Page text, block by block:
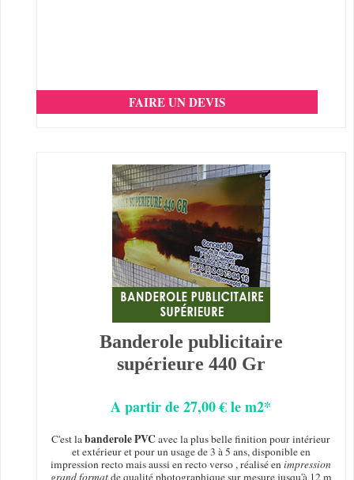
FAIRE UN DEVIS
Banderole publicitaire
supérieure 440 Gr
A partir de 27,00 € le m2*
C'est labanderole PVC avec la plus belle finition pour intérieur
et extérieur et pour un usage de 3 à 5 ans, disponible en
impression recto mais aussi en recto verso , réalisé enimpression